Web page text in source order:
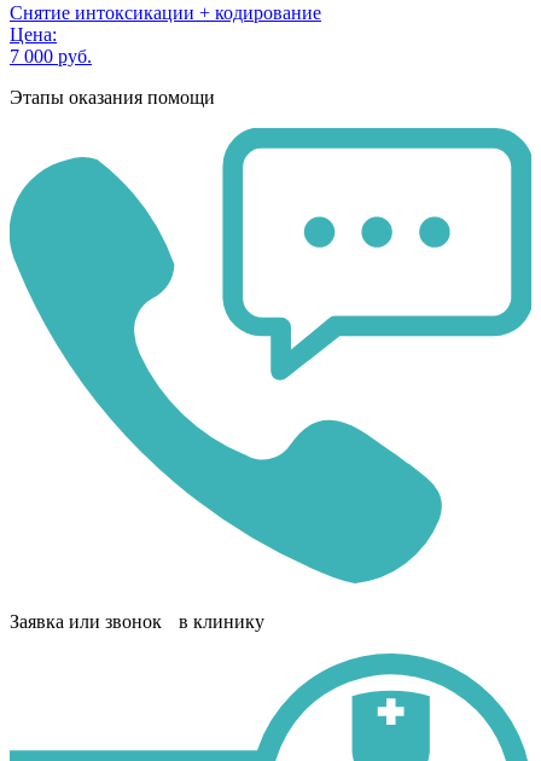
Снятие интоксикации + кодирование
Цена:
7 000 руб.
Этапы оказания помощи
Заявка или звонок в клинику